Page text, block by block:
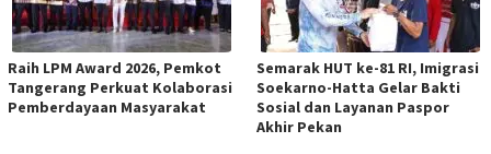
Raih LPM Award 2026, Pemkot
Tangerang Perkuat Kolaborasi
Pemberdayaan Masyarakat
Semarak HUT ke-81 RI, Imigrasi
Soekarno-Hatta Gelar Bakti
Sosial dan Layanan Paspor
Akhir Pekan